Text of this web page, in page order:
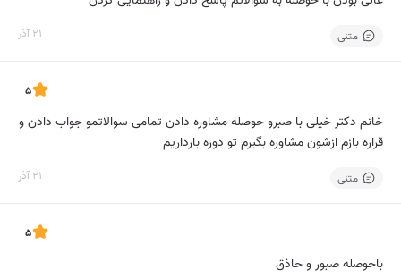
متنی 21 آذر
5
خانم دکتر خیلی با صبرو حوصله مشاوره دادن تمامی سوالاتمو جواب دادن و
قراره بازم ازشون مشاوره بگیرم تو دوره بارداریم
متنی 21 آذر
5
باحوصله صبور و حاذق